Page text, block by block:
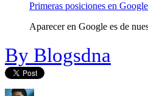
Primeras posiciones en
Aparecer en Google es de
By Blogsdna